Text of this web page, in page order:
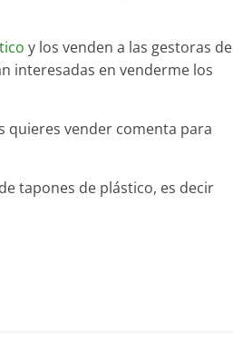
y los venden a las gestoras de
interesadas en venderme los
quieres vender comenta para
tapones de plástico, es decir